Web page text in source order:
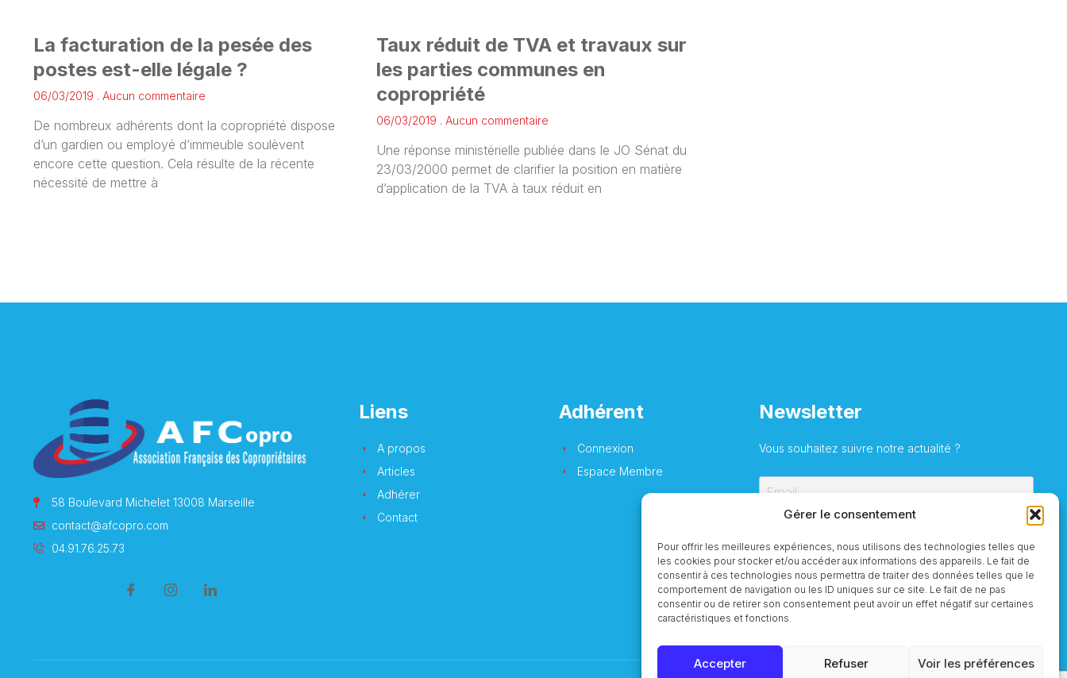
Gérer le consentement
Pour offrir les meilleures expériences, nous utilisons des technologies telles que
les cookies pour stocker et/ou accéder aux informations des appareils. Le fait de
consentir à ces technologies nous permettra de traiter des données telles que le
comportement de navigation ou les ID uniques sur ce site. Le fait de ne pas
consentir ou de retirer son consentement peut avoir un effet négatif sur certaines
caractéristiques et fonctions.
Accepter Refuser Voir les préférences
La facturation de la pesée des
postes est-elle légale ?
06/03/2019 Aucun commentaire
De nombreux adhérents dont la copropriété dispose
d’un gardien ou employé d’immeuble soulèvent
encore cette question. Cela résulte de la récente
nécessité de mettre à
Taux réduit de TVA et travaux sur
les parties communes en
copropriété
06/03/2019 Aucun commentaire
Une réponse ministérielle publiée dans le JO Sénat du
23/03/2000 permet de clarifier la position en matière
d’application de la TVA à taux réduit en
58 Boulevard Michelet 13008 Marseille
contact@afcopro.com
04.91.76.25.73
Liens
A propos
Articles
Adhérer
Contact
Adhérent
Connexion
Espace Membre
Newsletter
Vous souhaitez suivre notre actualité ?